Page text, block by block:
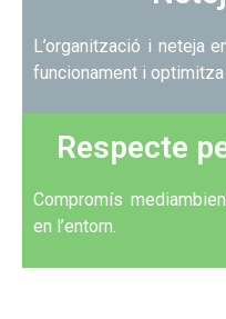
L’organització i neteja
funcionament i
Respecte
Compromís
en l’entorn.